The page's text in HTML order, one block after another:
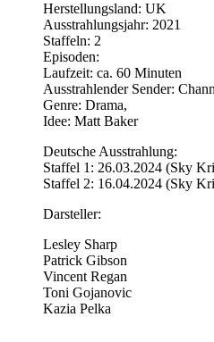
Herstellungsland: UK
Ausstrahlungsjahr: 2021
Staffeln: 2
Episoden:
Laufzeit: ca. 60 Minuten
Ausstrahlender Sender:
Genre: Drama,
Idee: Matt Baker
Deutsche Ausstrahlung:
Staffel 1: 26.03.2024 (Sky
Staffel 2: 16.04.2024 (Sky
Darsteller:
Lesley Sharp
Patrick Gibson
Vincent Regan
Toni Gojanovic
Kazia Pelka